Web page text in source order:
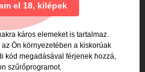
el 18, kilépek
káros elemeket is tartalmaz.
Ön környezetében a kiskorúak
kód megadásával férjenek hozzá,
szűrőprogramot.